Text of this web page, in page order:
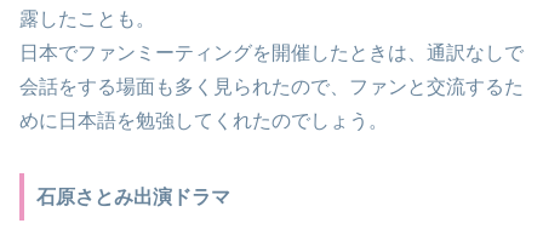
露したことも。
日本でファンミーティングを開催したときは、通訳なしで
会話をする場面も多く見られたので、ファンと交流するた
めに日本語を勉強してくれたのでしょう。
石原さとみ出演ドラマ